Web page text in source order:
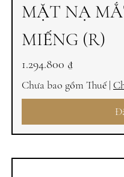
MẶT NẠ
MIẾNG (R)
Giá
1.294.800 ₫
Chưa bao gồm Thuế|